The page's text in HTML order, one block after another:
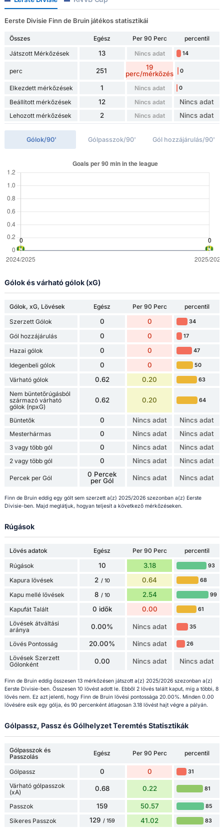
Eerste Divisie Finn de Bruin játékos statisztikái
Összes Egész Per 90 Perc
percentil
Játszott Mérkőzések
13 Nincs adat 14
perc 251
19
perc/mérkőzés
0
Elkezdett mérkőzések 1 Nincs adat 0
Beállított mérkőzések 12 Nincs adat Nincs adat
Lehozott mérkőzések 2 Nincs adat Nincs adat
Gólok/90' Gólpasszok/90' Gól hozzájárulás/90'
Gólok és várható gólok (xG)
Gólok, xG, Lövések Egész Per 90 Perc
percentil
Szerzett Gólok
0 0 34
Gól hozzájárulás 0 0 17
Hazai gólok 0 0 47
Idegenbeli gólok 0 0 50
Várható gólok 0.62 0.20 63
Nem büntetőrúgásból
származó várható
gólok (npxG)
0.62 0.20 64
Büntetők 0 Nincs adat Nincs adat
Mesterhármas 0 Nincs adat Nincs adat
3 vagy több gól 0 Nincs adat Nincs adat
2 vagy több gól 0 Nincs adat Nincs adat
Percek per Gól
0 Percek
per Gól
Nincs adat Nincs adat
Finn de Bruin eddig egy gólt sem szerzett a(z) 2025/2026 szezonban a(z) Eerste
Divisie-ben. Majd meglátjuk, hogyan teljesít a következő mérkőzéseken.
Rúgások
Lövés adatok Egész Per 90 Perc
percentil
Rúgások
10 3.18 93
Kapura lövések 2 / 10 0.64 68
Kapu mellé lövések 8 / 10 2.54 99
Kapufát Talált 0 idők 0.00 61
Lövések átváltási
aránya
0.00% Nincs adat 35
Lövés Pontosság 20.00% Nincs adat 26
Lövések Szerzett
Gólonként
0.00 Nincs adat Nincs adat
Finn de Bruin eddig összesen 13 mérkőzésen játszott a(z) 2025/2026 szezonban a(z)
Eerste Divisie-ben. Összesen 10 lövést adott le. Ebből 2 lövés talált kaput, míg a többi, 8
lövés nem. Ez azt jelenti, hogy Finn de Bruin lövési pontossága 20.00%. Minden 0.00
lövésére esik egy gólja, és 90 percenként átlagosan 3.18 lövést hajt végre a pályán.
Gólpassz, Passz és Gólhelyzet Teremtés Statisztikák
Gólpasszok és
Passzolás
Egész Per 90 Perc percentil
Gólpassz 0 0 31
Várható gólpasszok
(xA)
0.68 0.22 81
Passzok 159 50.57 85
Sikeres Passzok 129 / 159 41.02 83